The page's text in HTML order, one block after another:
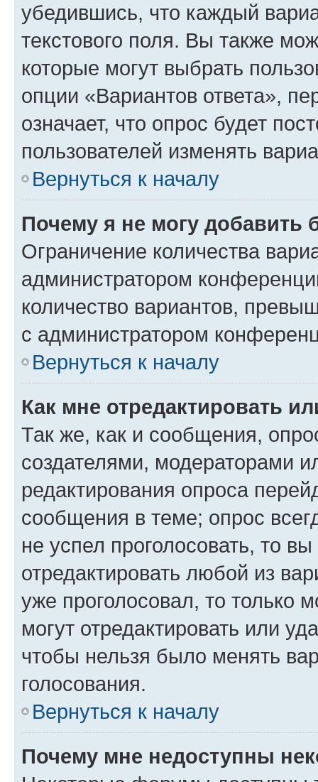
убедившись, что каждый
текстового поля. Вы также
которые могут выбрать
опции «Вариантов ответа»,
означает, что опрос будет
пользователей изменять
Вернуться к началу
Почему я не могу добавить
Ограничение количества
администратором
количество вариантов,
с администратором
Вернуться к началу
Как мне отредактировать
Так же, как и сообщения,
создателями, модераторами
редактирования опроса
сообщения в теме; опрос
не успел проголосовать, то
отредактировать любой из
уже проголосовал, то только
могут отредактировать или
чтобы нельзя было менять
голосования.
Вернуться к началу
Почему мне недоступны